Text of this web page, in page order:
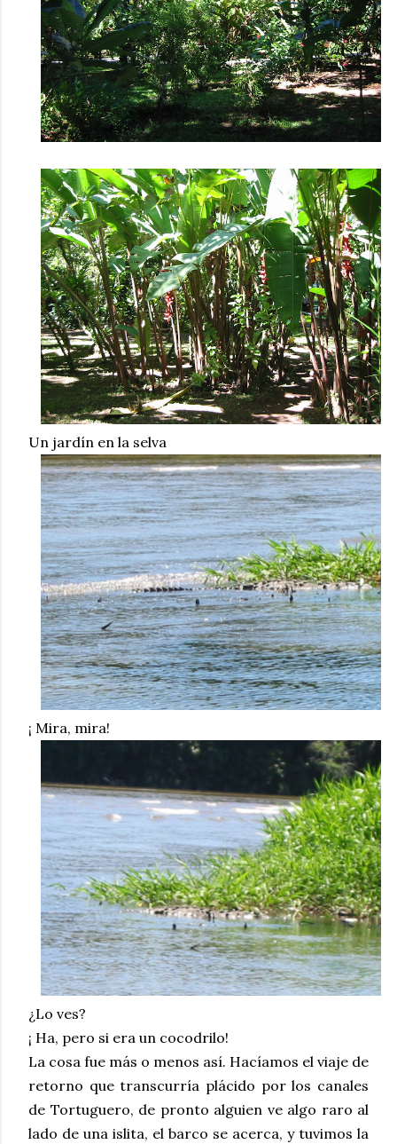
Un jardín en la selva
¡ Mira, mira!
¿Lo ves?
¡ Ha, pero si era un cocodrilo!
La cosa fue más o menos así. Hacíamos el viaje de
retorno que transcurría plácido por los canales
de Tortuguero, de pronto alguien ve algo raro al
lado de una islita, el barco se acerca, y tuvimos la